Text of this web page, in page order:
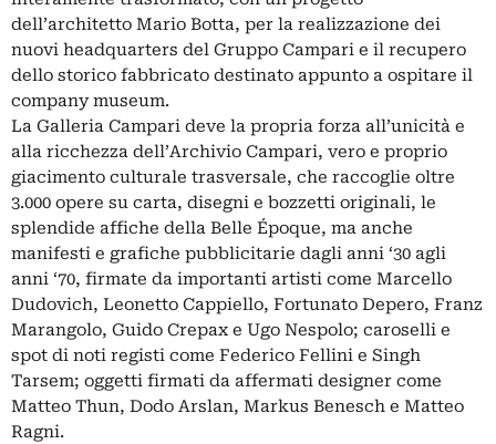
dell’architetto Mario Botta, per la realizzazione dei
nuovi headquarters del Gruppo Campari e il recupero
dello storico fabbricato destinato appunto a ospitare il
company museum.
La Galleria Campari deve la propria forza all’unicità e
alla ricchezza dell’Archivio Campari, vero e proprio
giacimento culturale trasversale, che raccoglie oltre
3.000 opere su carta, disegni e bozzetti originali, le
splendide affiche della Belle Époque, ma anche
manifesti e grafiche pubblicitarie dagli anni ‘30 agli
anni ‘70, firmate da importanti artisti come Marcello
Dudovich, Leonetto Cappiello, Fortunato Depero, Franz
Marangolo, Guido Crepax e Ugo Nespolo; caroselli e
spot di noti registi come Federico Fellini e Singh
Tarsem; oggetti firmati da affermati designer come
Matteo Thun, Dodo Arslan, Markus Benesch e Matteo
Ragni.